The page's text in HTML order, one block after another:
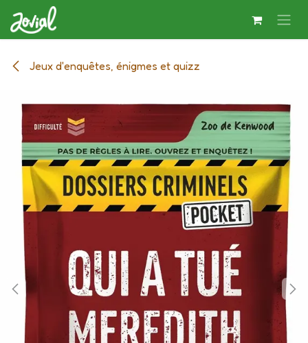
Se rendre au contenu
Jeux d'enquêtes, énigmes et quizz